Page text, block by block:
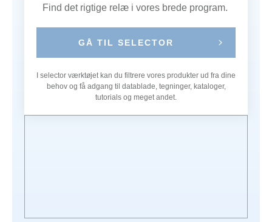
Find det rigtige relæ i vores brede program.
GÅ TIL SELECTOR
I selector værktøjet kan du filtrere vores produkter ud fra dine
behov og få adgang til datablade, tegninger, kataloger,
tutorials og meget andet.